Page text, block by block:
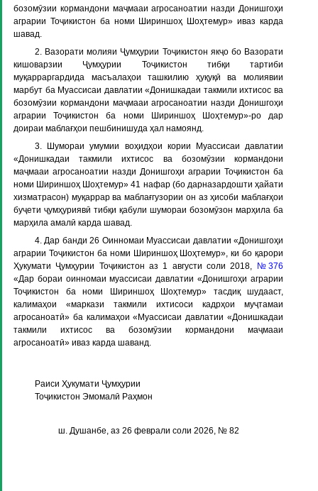
бозомӯзии кормандони маҷмааи агросаноатии назди Донишгоҳи
аграрии Тоҷикистон ба номи Шириншоҳ Шоҳтемур» иваз карда
шавад.
2. Вазорати молияи Ҷумҳурии Тоҷикистон якҷо бо Вазорати
кишоварзии Ҷумҳурии Тоҷикистон тибқи тартиби
муқарраргардида масъалаҳои ташкилию ҳуқуқӣ ва молиявии
марбут ба Муассисаи давлатии «Донишкадаи такмили ихтисос ва
бозомӯзии кормандони маҷмааи агросаноатии назди Донишгоҳи
аграрии Тоҷикистон ба номи Шириншоҳ Шоҳтемур»-ро дар
доираи маблағҳои пешбинишуда ҳал намоянд.
3. Шумораи умумии воҳидҳои кории Муассисаи давлатии
«Донишкадаи такмили ихтисос ва бозомӯзии кормандони
маҷмааи агросаноатии назди Донишгоҳи аграрии Тоҷикистон ба
номи Шириншоҳ Шоҳтемур» 41 нафар (бо дарназардошти ҳайати
хизматрасон) муқаррар ва маблағгузории он аз ҳисоби маблағҳои
буҷети ҷумҳуриявӣ тибқи қабули шумораи бозомӯзон марҳила ба
марҳила амалӣ карда шавад.
4. Дар банди 26 Оинномаи Муассисаи давлатии «Донишгоҳи
аграрии Тоҷикистон ба номи Шириншоҳ Шоҳтемур», ки бо қарори
Ҳукумати Ҷумҳурии Тоҷикистон аз 1 августи соли 2018,
№376
«Дар бораи оинномаи муассисаи давлатии «Донишгоҳи аграрии
Тоҷикистон ба номи Шириншоҳ Шоҳтемур» тасдиқ шудааст,
калимаҳои «маркази такмили ихтисоси кадрҳои муҷтамаи
агросаноатӣ» ба калимаҳои «Муассисаи давлатии «Донишкадаи
такмили ихтисос ва бозомӯзии кормандони маҷмааи
агросаноатӣ» иваз карда шаванд.
Раиси Ҳукумати Ҷумҳурии
Тоҷикистон Эмомалӣ Раҳмон
ш. Душанбе, аз 26 феврали соли 2026, № 82